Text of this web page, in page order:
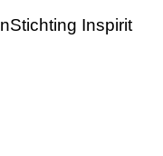
Inspirit